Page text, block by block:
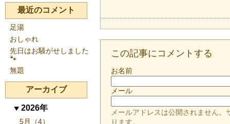
この記事にコメントする
お名前
メール
メールアドレスは公開されません
ります。
最近のコメント
足湯
おしゃれ
先日はお騒がせしました
🐾
無題
アーカイブ
2026年
5月（4）